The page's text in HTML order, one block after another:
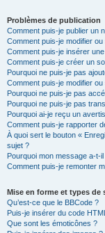
Problèmes de publication
Comment puis-je publier un
Comment puis-je modifier
Comment puis-je insérer
Comment puis-je créer un
Pourquoi ne puis-je pas
Comment puis-je modifier
Pourquoi ne puis-je pas
Pourquoi ne puis-je pas
Pourquoi ai-je reçu un
Comment puis-je rapporter
À quoi sert le bouton «
sujet ?
Pourquoi mon message a-t-
Comment puis-je remonter
Mise en forme et types de
Qu’est-ce que le BBCode ?
Puis-je insérer du code
Que sont les émoticônes ?